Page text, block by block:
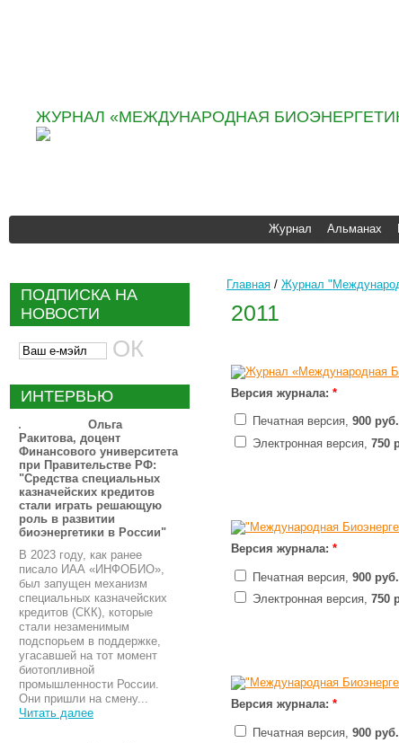
ЖУРНАЛ «МЕЖДУНАРОДНАЯ
Журнал Альманах
ПОДПИСКА НА
НОВОСТИ
ИНТЕРВЬЮ
Ольга
Ракитова, доцент
Финансового университета
при Правительстве РФ:
"Средства специальных
казначейских кредитов
стали играть решающую
роль в развитии
биоэнергетики в России"
В 2023 году, как ранее
писало ИАА «ИНФОБИО»,
был запущен механизм
специальных казначейских
кредитов (СКК), которые
стали незаменимым
подспорьем в поддержке,
угасавшей на тот момент
биотопливной
промышленности России.
Они пришли на смену...
Читать далее
Главная / Журнал
2011
Версия журнала: *
Печатная версия, 900 руб.
Электронная версия, 750
Версия журнала: *
Печатная версия, 900 руб.
Электронная версия, 750
Версия журнала: *
Печатная версия, 900 руб.